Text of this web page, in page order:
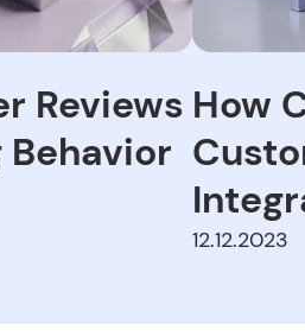
Reviews
Behavior
How
and
12.12.2023